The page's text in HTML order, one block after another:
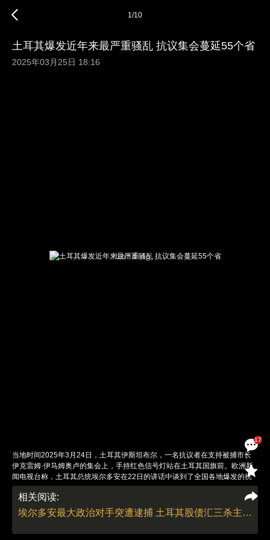
17
1/10
土耳其爆发近年来最严重骚乱 抗议集会蔓延55个省
2025年03月25日 18:16
当地时间2025年3月24日，土耳其伊斯坦布尔，一名抗议者在支持被捕市长
伊克雷姆·伊马姆奥卢的集会上，手持红色信号灯站在土耳其国旗前。欧洲新
闻电视台称，土耳其总统埃尔多安在22日的讲话中谈到了全国各地爆发的抗
议活动。他指责反对派试图制造紧张和混乱的气氛，美媒称，他还警告
说，“在土耳其，没有人能逃脱法律的制裁”。伊斯坦布尔省省长办公室宣布将
示威禁令延长至3月26日，并对被视为运送“可能参与非法活动”人员的车辆进
责任编辑：翁倩 董德 | 版面编辑：翁倩
相关阅读:
埃尔多安最大政治对手突遭逮捕 土耳其股债汇三杀主要股指一度熔断